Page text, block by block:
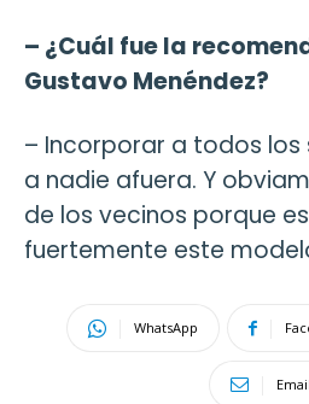
– ¿Cuál fue la
Gustavo Menéndez?
– Incorporar a todos los
a nadie afuera. Y
de los vecinos porque
fuertemente este
WhatsApp
Email